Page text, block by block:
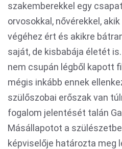
szakemberekkel egy
orvosokkal, nővérekkel,
végéhez ért és akikre
saját, de kisbabája életét
nem csupán légből kapott
mégis inkább ennek
szülőszobai erőszak van
fogalom jelentését talán
Másállapotot a
képviselője határozta meg